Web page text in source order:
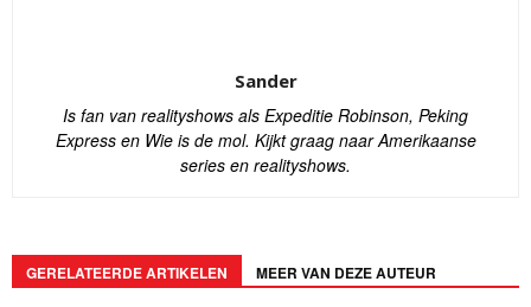
Sander
Is fan van realityshows als Expeditie Robinson, Peking
Express en Wie is de mol. Kijkt graag naar Amerikaanse
series en realityshows.
GERELATEERDE ARTIKELEN MEER VAN DEZE AUTEUR